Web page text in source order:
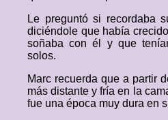
Le preguntó si recordaba
diciéndole que había
soñaba con él y que
solos.
Marc recuerda que a partir
más distante y fría en la
fue una época muy dura en